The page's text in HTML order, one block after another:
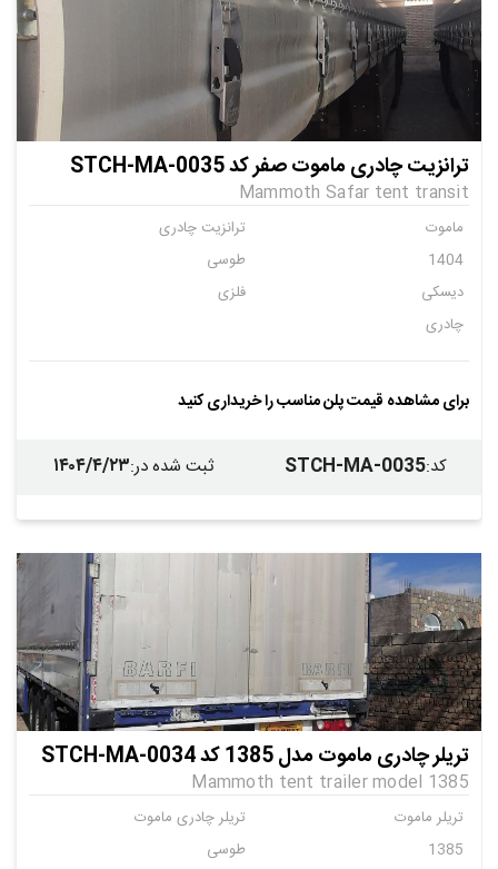
ترانزیت چادری ماموت صفر کد STCH-MA-0035
Mammoth Safar tent transit
ماموت
ترانزیت چادری
1404
طوسی
دیسکی
فلزی
چادری
برای مشاهده قیمت پلن مناسب را خریداری کنید
کد:
STCH-MA-0035 ثبت شده در:۱۴۰۴/۴/۲۳
تریلر چادری ماموت مدل 1385 کد STCH-MA-0034
Mammoth tent trailer model 1385
تریلر ماموت
تریلر چادری ماموت
1385
طوسی